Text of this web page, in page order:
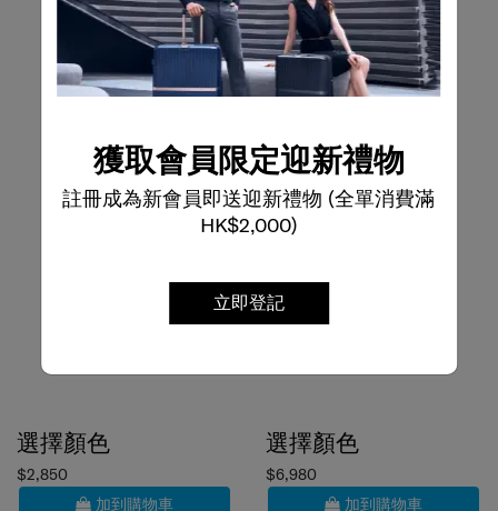
獲取會員限定迎新禮物
註冊成為新會員即送迎新禮物 (全單消費滿
HK$2,000)
立即登記
$2,850
加到購物車
$6,980
加到購物車